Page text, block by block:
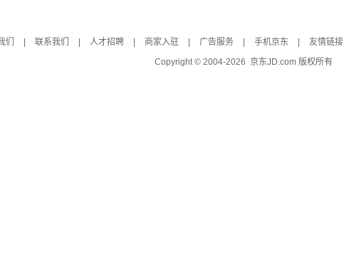
们
联系我们 人才招聘 商家入驻 广告服务 手机京东 友情链接
Copyright © 2004-2026 京东JD.com 版权所有